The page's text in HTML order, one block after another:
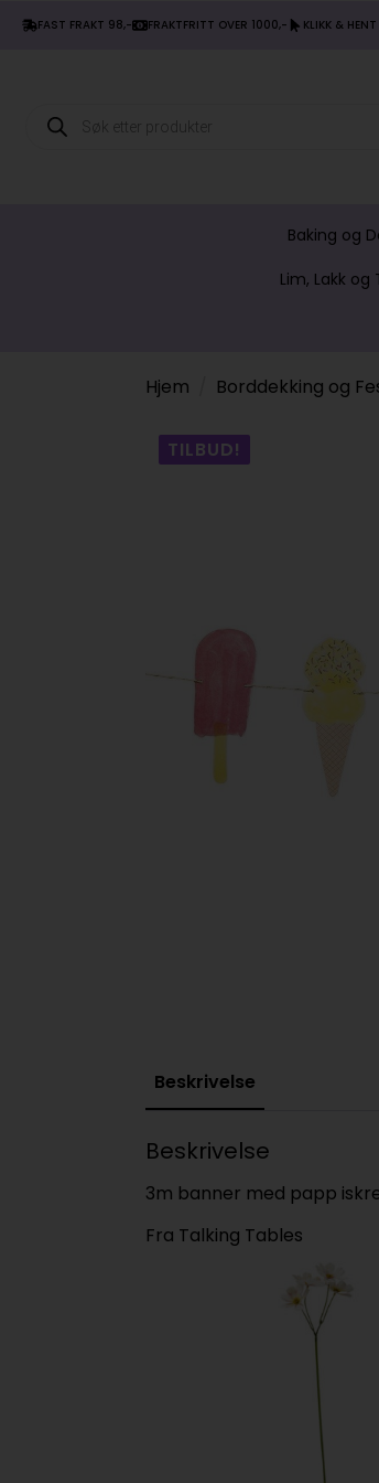
FAST FRAKT 98,- FRAKTFRITT OVER 1000,- KLIKK & HENT
Products
search
Baking og
Lim, Lakk og
Hjem Borddekking og
TILBUD!
Beskrivelse
Beskrivelse
3m banner med papp
Fra Talking Tables